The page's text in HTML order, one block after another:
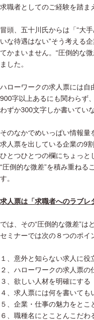
求職者としてのご経験を踏ま
冒頭、五十川氏からは「“大
いな待遇はない”そう考える
てかまいません。“圧倒的な
ました。
ハローワークの求人票には自
900字以上あるにも関わらず、
わずか300文字しか書いてい
そのなかでめいっぱい情報量
求人票を出している企業の9
ひとつひとつの欄にちょっと
“圧倒的な微差”を積み重ねる
す。
求人票は「求職者へのラブレ
では、その“圧倒的な微差”は
セミナーでは次の８つのポイ
１、意外と知らない求人に
２、ハローワークの求人票の
３、欲しい人材を明確にする
４、求人票には何を書いても
５、企業・仕事の魅力をとこ
６、職種名にとことんこだわ